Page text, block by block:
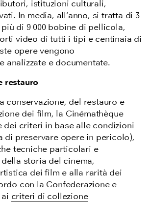
istituzioni culturali,
In media, all’anno, si tratta di 3
di 9 000 bobine di pellicola,
video di tutti i tipi e centinaia di
opere vengono
analizzate e documentate.
restauro
conservazione, del restauro e
dei film, la Cinémathèque
dei criteri in base alle condizioni
di preservare opere in pericolo),
tecniche particolari e
storia del cinema,
dei film e alla rarità dei
con la Confederazione e
criteri di collezione